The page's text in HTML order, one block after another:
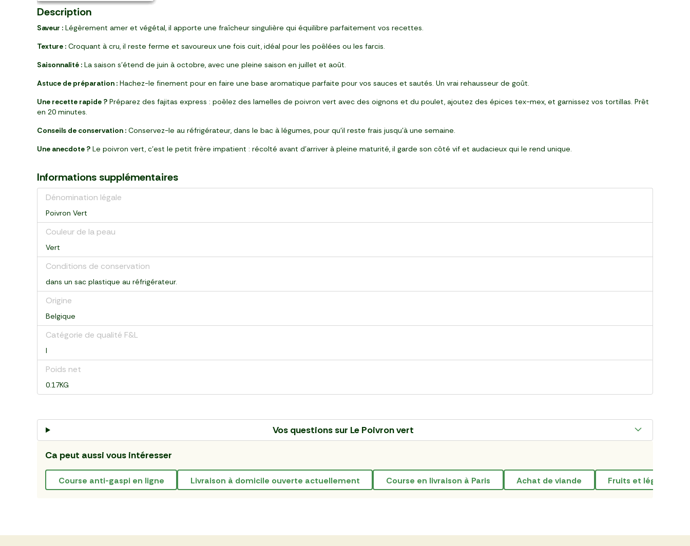
Description
Saveur : Légèrement amer et végétal, il apporte une fraîcheur singulière qui équilibre parfaitement vos recettes.
Texture : Croquant à cru, il reste ferme et savoureux une fois cuit, idéal pour les poêlées ou les farcis.
Saisonnalité : La saison s’étend de juin à octobre, avec une pleine saison en juillet et août.
Astuce de préparation : Hachez-le finement pour en faire une base aromatique parfaite pour vos sauces et sautés. Un vrai rehausseur de goût.
Une recette rapide ? Préparez des fajitas express : poêlez des lamelles de poivron vert avec des oignons et du poulet, ajoutez des épices tex-mex, et garnissez vos tortillas. Prêt
en 20 minutes.
Conseils de conservation : Conservez-le au réfrigérateur, dans le bac à légumes, pour qu’il reste frais jusqu’à une semaine.
Une anecdote ? Le poivron vert, c’est le petit frère impatient : récolté avant d’arriver à pleine maturité, il garde son côté vif et audacieux qui le rend unique.
Informations supplémentaires
Dénomination légale
Poivron Vert
Couleur de la peau
Vert
Conditions de conservation
dans un sac plastique au réfrigérateur.
Origine
Belgique
Catégorie de qualité F&L
I
Poids net
0.17KG
Vos questions sur Le Poivron vert
Ca peut aussi vous intéresser
course anti-gaspi en ligne livraison à domicile ouverte actuellement course en livraison à Paris achat de viande fruits et légumes